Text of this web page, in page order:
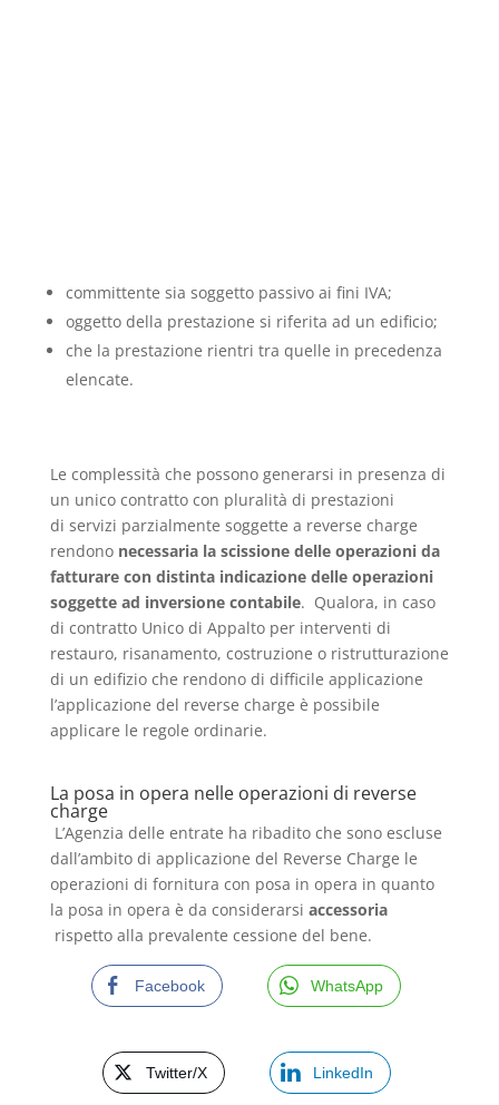
committente sia soggetto passivo ai fini IVA;
oggetto della prestazione si riferita ad un edificio;
che la prestazione rientri tra quelle in precedenza
elencate.
Le complessità che possono generarsi in presenza di
un unico contratto con pluralità di prestazioni
di servizi parzialmente soggette a reverse charge
rendononecessaria la scissione delle operazioni da
fatturare con distinta indicazione delle operazioni
soggette ad inversione contabile. Qualora, in caso
di contratto Unico di Appalto per interventi di
restauro, risanamento, costruzione o ristrutturazione
di un edifizio che rendono di difficile applicazione
l’applicazione del reverse charge è possibile
applicare le regole ordinarie.
La posa in opera nelle operazioni di reverse
charge
L’Agenzia delle entrate ha ribadito che sono escluse
dall’ambito di applicazione del Reverse Charge le
operazioni di fornitura con posa in opera in quanto
la posa in opera è da considerarsi accessoria
rispetto alla prevalente cessione del bene.
Facebook WhatsApp
Twitter/X LinkedIn